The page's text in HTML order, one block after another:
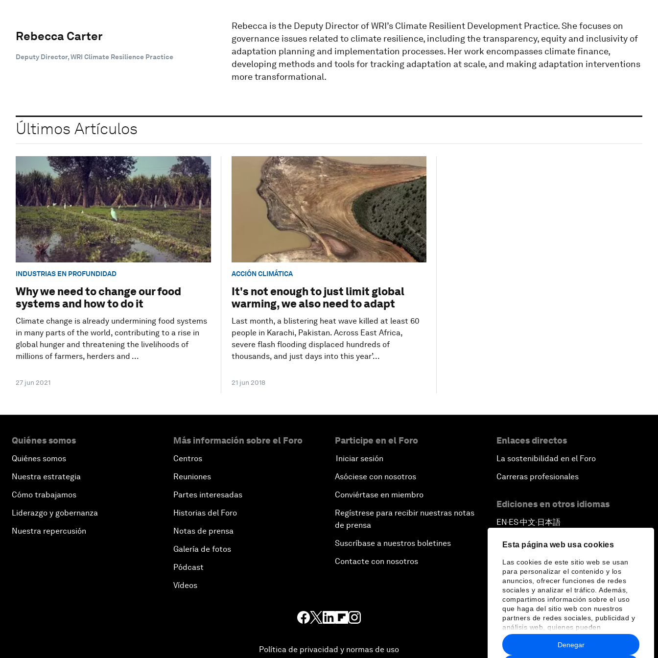
Esta página web usa cookies
Las cookies de este sitio web se usan
para personalizar el contenido y los
anuncios, ofrecer funciones de redes
sociales y analizar el tráfico. Además,
compartimos información sobre el uso
que haga del sitio web con nuestros
partners de redes sociales, publicidad y
análisis web, quienes pueden
combinarla con otra información que les
haya proporcionado o que hayan
recopilado a partir del uso que haya
Denegar
Rebecca Carter
Deputy Director, WRI Climate Resilience Practice
Rebecca is the Deputy Director of WRI’s Climate Resilient Development Practice. She focuses on
governance issues related to climate resilience, including the transparency, equity and inclusivity of
adaptation planning and implementation processes. Her work encompasses climate finance,
developing methods and tools for tracking adaptation at scale, and making adaptation interventions
more transformational.
Últimos Artículos
INDUSTRIAS EN PROFUNDIDAD
Why we need to change our food
systems and how to do it
Climate change is already undermining food systems
in many parts of the world, contributing to a rise in
global hunger and threatening the livelihoods of
millions of farmers, herders and ...
27 jun 2021
ACCIÓN CLIMÁTICA
It's not enough to just limit global
warming, we also need to adapt
Last month, a blistering heat wave killed at least 60
people in Karachi, Pakistan. Across East Africa,
severe flash flooding displaced hundreds of
thousands, and just days into this year’...
21 jun 2018
Quiénes somos
Quiénes somos
Nuestra estrategia
Cómo trabajamos
Liderazgo y gobernanza
Nuestra repercusión
Más información sobre el Foro
Centros
Reuniones
Partes interesadas
Historias del Foro
Notas de prensa
Galería de fotos
Pódcast
Vídeos
Participe en el Foro
Iniciar sesión
Asóciese con nosotros
Conviértase en miembro
Regístrese para recibir nuestras notas
de prensa
Suscríbase a nuestros boletines
Contacte con nosotros
Enlaces directos
La sostenibilidad en el Foro
Carreras profesionales
Ediciones en otros idiomas
EN ▪ ES▪中文▪ 日本語
Política de privacidad y normas de uso